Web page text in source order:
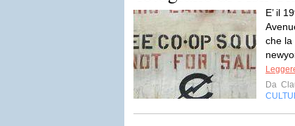
E’ il
che la
Da